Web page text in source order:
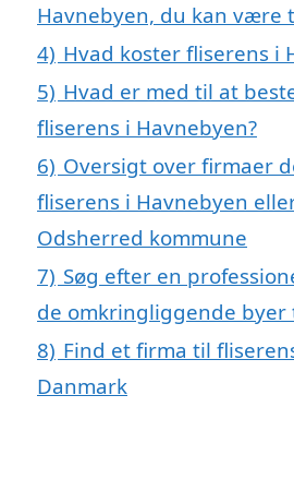
Havnebyen, du kan være
4) Hvad koster fliserens i
5) Hvad er med til at
fliserens i Havnebyen?
6) Oversigt over firmaer
fliserens i Havnebyen
Odsherred kommune
7) Søg efter en
de omkringliggende byer
8) Find et firma til
Danmark